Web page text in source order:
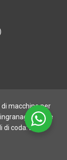
di macchine per
CNC e
di coda:Digife